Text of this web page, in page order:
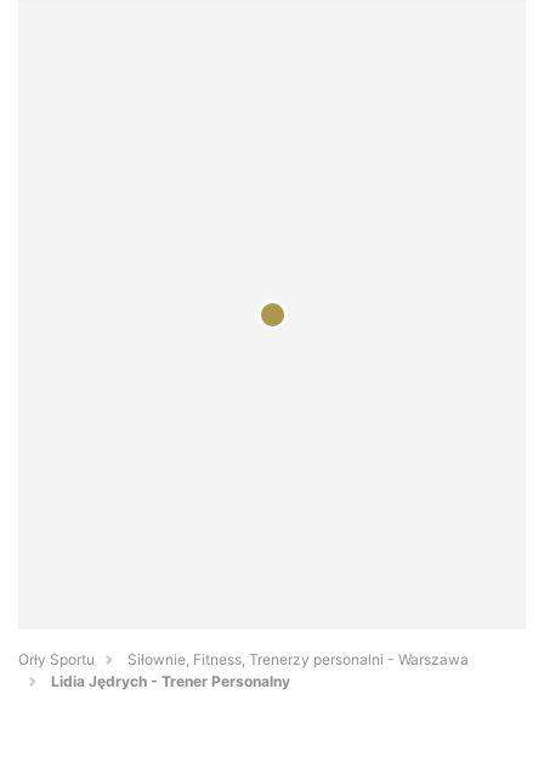
Orły Sportu
Siłownie, Fitness, Trenerzy personalni - Warszawa
Lidia Jędrych - Trener Personalny